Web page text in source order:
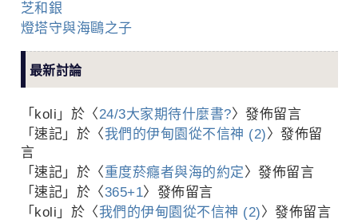
芝和銀
燈塔守與海鷗之子
最新討論
「 koli 」於〈 24/3大家期待什麼書?〉發佈留言
「 速記 」於〈我們的伊甸園從不信神 (2) 〉發佈留
言
「 速記 」於〈 重度菸癮者與海的約定 〉發佈留言
「 速記 」於〈365+1〉發佈留言
「 koli 」於〈我們的伊甸園從不信神 (2) 〉發佈留言